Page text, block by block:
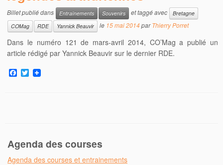
Billet publié dans Entraînements Souvenirs et taggé avec
Bretagne
COMag
RDE Yannick Beauvir le 15 mai 2014parThierry Porret
Dans le numéro 121 de mars-avril 2014, CO’Mag a publié un
article rédigé par Yannick Beauvir sur le dernier RDE.
F
a
T
w
Agenda des courses
Agenda des courses et entrainements